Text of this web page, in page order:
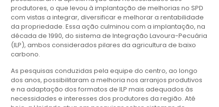
produtores, o que levou à implantação de melhorias no SPD
com vistas a integrar, diversificar e melhorar a rentabilidade
da propriedade. Essa ação culminou com a implantação, na
década de 1990, do sistema de Integração Lavoura-Pecuária
(ILP), ambos considerados pilares da agricultura de baixo
carbono.
As pesquisas conduzidas pela equipe do centro, ao longo
dos anos, possibilitaram a melhoria nos arranjos produtivos
e na adaptação dos formatos de ILP mais adequados às
necessidades e interesses dos produtores da região. Até